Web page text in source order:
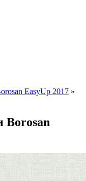
EasyUp 2017 »
Borosan